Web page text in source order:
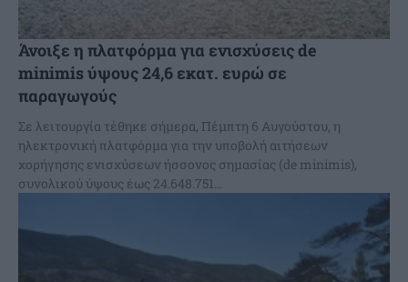
Άνοιξε η πλατφόρμα για ενισχύσεις de
minimis ύψους 24,6 εκατ. ευρώ σε
παραγωγούς
Σε λειτουργία τέθηκε σήμερα, Πέμπτη 6 Αυγούστου, η
ηλεκτρονική πλατφόρμα για την υποβολή αιτήσεων
χορήγησης ενισχύσεων ήσσονος σημασίας (de minimis),
συνολικού ύψους έως 24.648.751...